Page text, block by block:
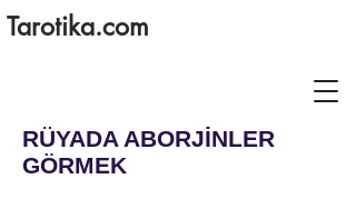
Tarotika.com
RÜYADA ABORJİNLER
GÖRMEK